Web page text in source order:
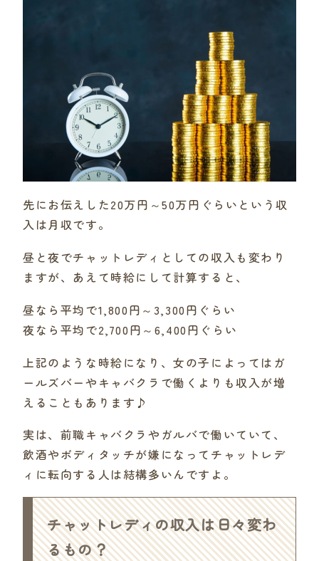
先にお伝えした20万円～50万円ぐらいという収
入は月収です。
昼と夜でチャットレディとしての収入も変わり
ますが、あえて時給にして計算すると、
昼なら平均で1,800円～3,300円ぐらい
夜なら平均で2,700円～6,400円ぐらい
上記のような時給になり、女の子によってはガ
ールズバーやキャバクラで働くよりも収入が増
えることもあります♪
実は、前職キャバクラやガルバで働いていて、
飲酒やボディタッチが嫌になってチャットレデ
ィに転向する人は結構多いんですよ。
チャットレディの収入は日々変わ
るもの？